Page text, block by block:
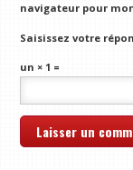
navigateur pour
Saisissez votre
un × 1 =